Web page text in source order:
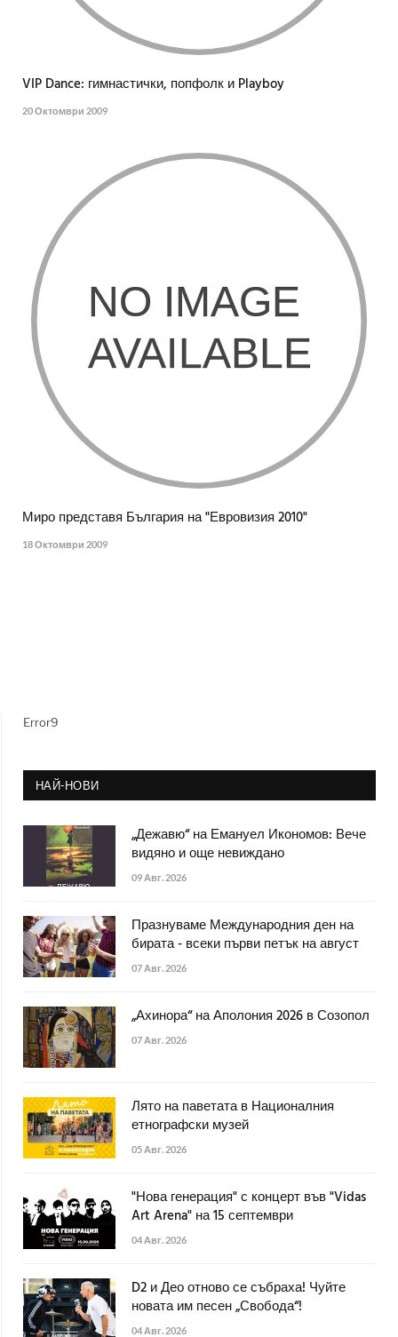
VIP Dance: гимнастички, попфолк и Playboy
20 Октомври 2009
Миро представя България на "Евровизия 2010"
18 Октомври 2009
Error9
НАЙ-НОВИ
„Дежавю“ на Емануел Икономов: Вече
видяно и още невиждано
09 Авг. 2026
Празнуваме Международния ден на
бирата - всеки първи петък на август
07 Авг. 2026
„Ахинора“ на Аполония 2026 в Созопол
07 Авг. 2026
Лято на паветата в Националния
етнографски музей
05 Авг. 2026
"Нова генерация" с концерт във "Vidas
Art Arena" на 15 септември
04 Авг. 2026
D2 и Део отново се събраха! Чуйте
новата им песен „Свобода“!
04 Авг. 2026